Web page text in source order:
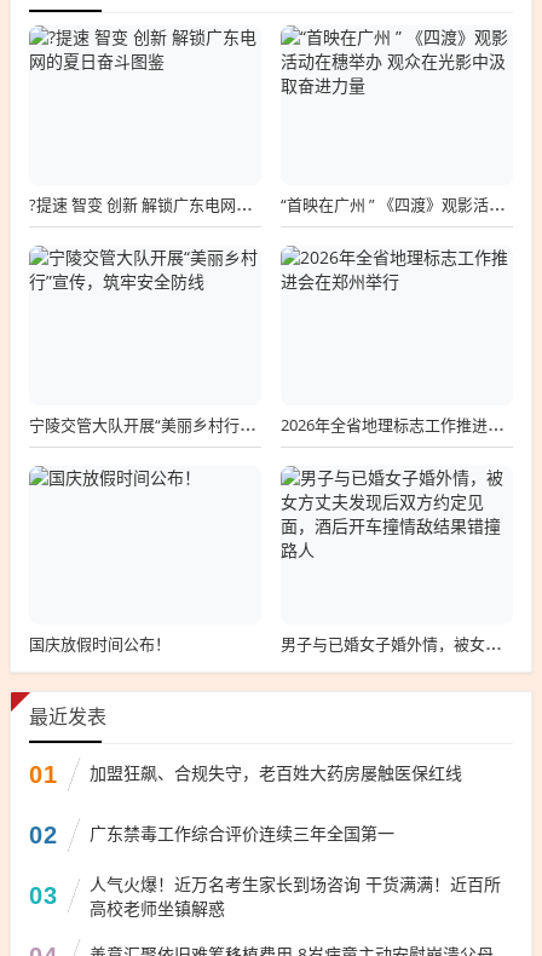
?提速 智变 创新 解锁广东电网的夏日奋斗图鉴 “首映在广州 ” 《四渡》观影活动在穗举办 观众在光影中汲取奋进力量
宁陵交管大队开展“美丽乡村行”宣传，筑牢安全防线 2026年全省地理标志工作推进会在郑州举行
国庆放假时间公布！ 男子与已婚女子婚外情，被女方丈夫发现后双方约定见面，酒后开车撞情敌结果错撞路人
最近发表
01 加盟狂飙、合规失守，老百姓大药房屡触医保红线
02 广东禁毒工作综合评价连续三年全国第一
03
人气火爆！近万名考生家长到场咨询 干货满满！近百所
高校老师坐镇解惑